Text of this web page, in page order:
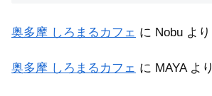
奥多摩 しろまるカフェ に Nobu より
奥多摩 しろまるカフェ に MAYAより